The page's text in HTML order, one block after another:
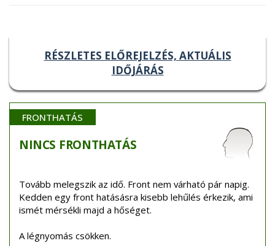
RÉSZLETES ELŐREJELZÉS, AKTUÁLIS
IDŐJÁRÁS
FRONTHATÁS
NINCS FRONTHATÁS
Tovább melegszik az idő. Front nem várható pár napig.
Kedden egy front hatásásra kisebb lehűlés érkezik, ami
ismét mérsékli majd a hőséget.
A légnyomás csökken.